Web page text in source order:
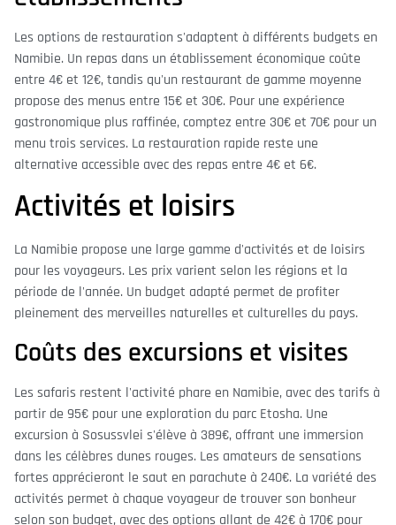
Les options de restauration s'adaptent à différents budgets en
Namibie. Un repas dans un établissement économique coûte
entre 4€ et 12€, tandis qu'un restaurant de gamme moyenne
propose des menus entre 15€ et 30€. Pour une expérience
gastronomique plus raffinée, comptez entre 30€ et 70€ pour un
menu trois services. La restauration rapide reste une
alternative accessible avec des repas entre 4€ et 6€.
Activités et loisirs
La Namibie propose une large gamme d'activités et de loisirs
pour les voyageurs. Les prix varient selon les régions et la
période de l'année. Un budget adapté permet de profiter
pleinement des merveilles naturelles et culturelles du pays.
Coûts des excursions et visites
Les safaris restent l'activité phare en Namibie, avec des tarifs à
partir de 95€ pour une exploration du parc Etosha. Une
excursion à Sosussvlei s'élève à 389€, offrant une immersion
dans les célèbres dunes rouges. Les amateurs de sensations
fortes apprécieront le saut en parachute à 240€. La variété des
activités permet à chaque voyageur de trouver son bonheur
selon son budget, avec des options allant de 42€ à 170€ pour